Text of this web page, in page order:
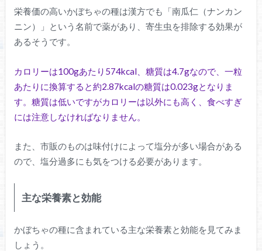
栄養価の高いかぼちゃの種は漢方でも「南瓜仁（ナンカン
ニン）」という名前で薬があり、寄生虫を排除する効果が
あるそうです。
カロリーは100gあたり574kcal、糖質は4.7gなので、一粒
あたりに換算すると約2.87kcalの糖質は0.023gとなりま
す。糖質は低いですがカロリーは以外にも高く、食べすぎ
には注意しなければなりません。
また、市販のものは味付けによって塩分が多い場合がある
ので、塩分過多にも気をつける必要があります。
主な栄養素と効能
かぼちゃの種に含まれている主な栄養素と効能を見てみま
しょう。